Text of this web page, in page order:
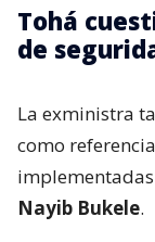
Tohá
de
La exministra
como
Nayib Bukele.